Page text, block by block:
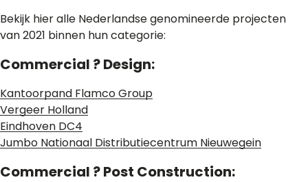
Bekijk hier alle Nederlandse genomineerde projecten
van 2021 binnen hun categorie:
Commercial ? Design:
Kantoorpand Flamco Group
Vergeer Holland
Eindhoven DC4
Jumbo Nationaal Distributiecentrum Nieuwegein
Commercial ? Post Construction: